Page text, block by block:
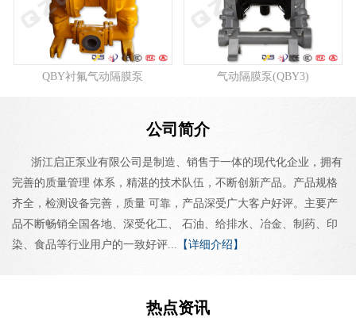
QBY衬氟气动隔膜泵 气动隔膜泵(QBY3)
公司简介
浙江启正泵业有限公司是制造、销售于一体的现代化企业，拥有
完善的质量管理 体系，精湛的技术队伍，不断创新产品。产品规格
齐全，检测设备完善，质量 可靠，产品深受广大客户好评。主要产
品不断畅销全国各地、深受化工、 石油、给排水、冶金、制药、印
染、食品等行业用户的一致好评... 【详细介绍】
热点资讯